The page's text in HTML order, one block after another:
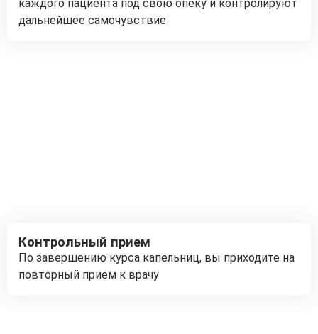
каждого пациента под свою опеку и контролируют
дальнейшее самочувствие
Контрольный прием
По завершению курса капельниц, вы приходите на
повторный прием к врачу